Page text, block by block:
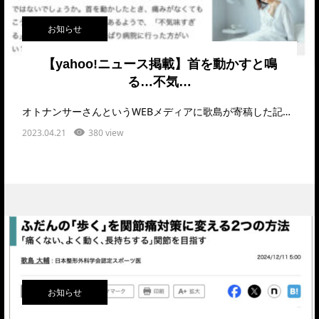
お知らせ
【yahoo!ニュース掲載】首を動かすと鳴
る…不気…
オトナンサーさんというWEBメディアに歌島が寄稿した記事が公開され、さらにYahoo!ニュー…
2023.04.21 380 view
お知らせ